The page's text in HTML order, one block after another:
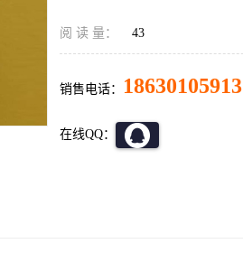
阅 读 量： 43
销售电话： 18630105913
在线QQ：